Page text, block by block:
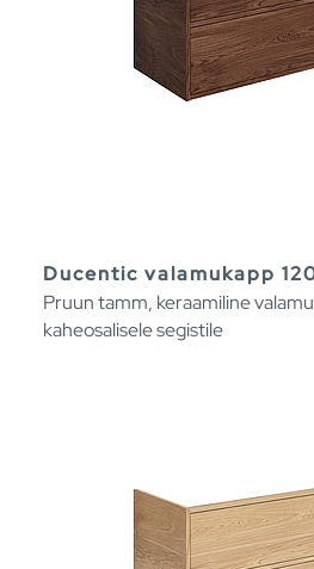
Ducentic valamukapp
Pruun tamm, keraamiline
kaheosalisele segistile